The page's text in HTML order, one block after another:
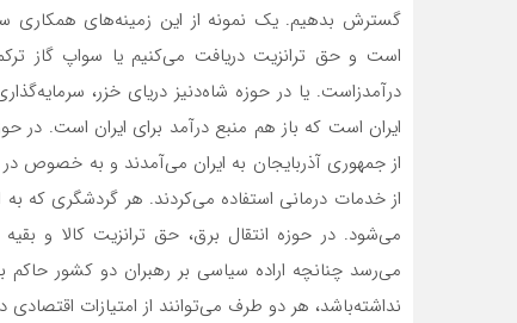
گسترش بدهیم. یک نمونه از این زمینه‌های همکاری
است و حق ترانزیت دریافت می‌کنیم یا سواپ گاز
از جمهوری آذربایجان به ایران می‌آمدند و به خصوص
می‌شود. در حوزه انتقال برق، حق ترانزیت کالا و
می‌رسد چنانچه اراده سیاسی بر رهبران دو کشور حاکم
نداشته‌باشد، هر دو طرف می‌توانند از امتیازات اقتصادی